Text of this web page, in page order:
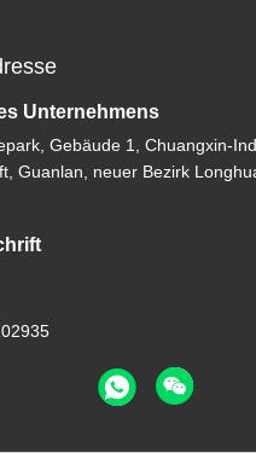
Unternehmens
Gebäude 1, Chuangxin-
Guanlan, neuer Bezirk